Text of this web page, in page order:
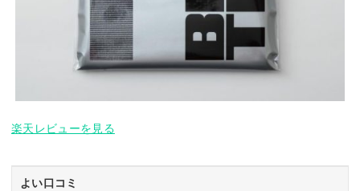
楽天レビューを見る
よい口コミ